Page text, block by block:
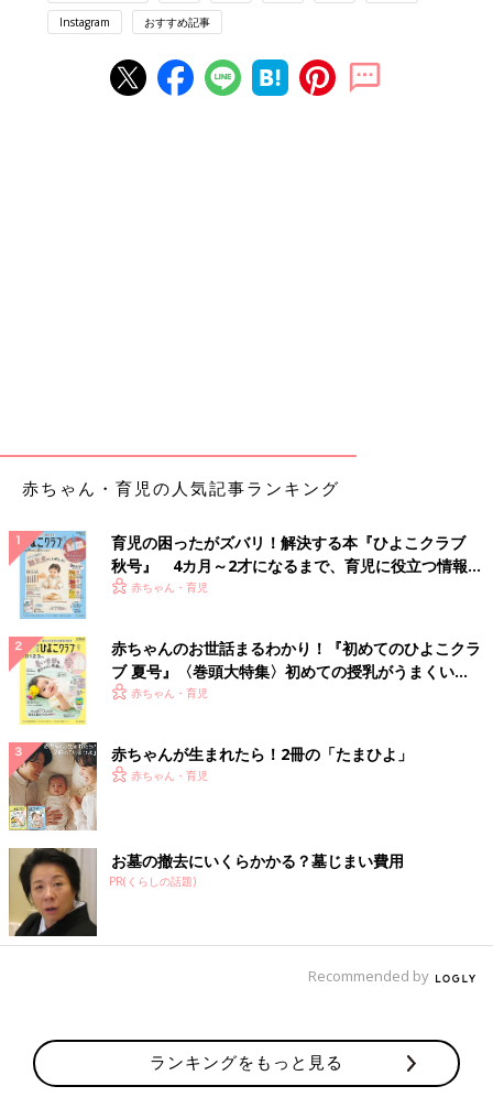
Instagram おすすめ記事
赤ちゃん・育児の人気記事ランキング
育児の困ったがズバリ！解決する本『ひよこクラブ
秋号』 4カ月～2才になるまで、育児に役立つ情報が
いっぱい！
赤ちゃん・育児
赤ちゃんのお世話まるわかり！『初めてのひよこクラ
ブ 夏号』〈巻頭大特集〉初めての授乳がうまくい
く！ おっぱい・ミルクの基本と夏のトラブル 解決テ
赤ちゃん・育児
赤ちゃんが生まれたら！2冊の「たまひよ」
赤ちゃん・育児
お墓の撤去にいくらかかる？墓じまい費用
PR(くらしの話題)
Recommended by
ランキングをもっと見る